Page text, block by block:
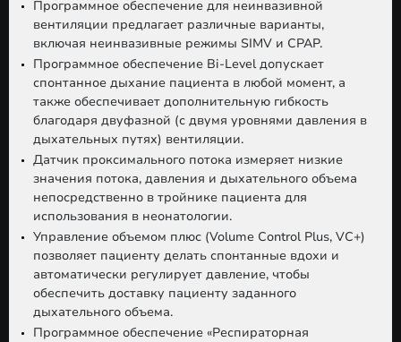
Программное обеспечение для неинвазивной
вентиляции предлагает различные варианты,
включая неинвазивные режимы SIMV и CPAP.
Программное обеспечение Bi-Level допускает
спонтанное дыхание пациента в любой момент, а
также обеспечивает дополнительную гибкость
благодаря двуфазной (с двумя уровнями давления в
дыхательных путях) вентиляции.
Датчик проксимального потока измеряет низкие
значения потока, давления и дыхательного объема
непосредственно в тройнике пациента для
использования в неонатологии.
Управление объемом плюс (Volume Control Plus, VC+)
позволяет пациенту делать спонтанные вдохи и
автоматически регулирует давление, чтобы
обеспечить доставку пациенту заданного
дыхательного объема.
Программное обеспечение «Респираторная